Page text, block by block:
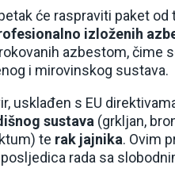
će raspraviti paket
izloženih
azbestom, čime
i mirovinskog sustava.
usklađen s EU
sustava (grkljan,
te rak jajnika. Ovim
rada sa